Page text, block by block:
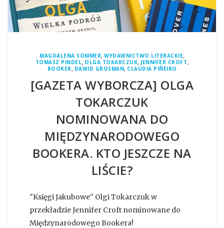
MAGDALENA SOMMER, WYDAWNICTWO LITERACKIE,
TOMASZ PINDEL, OLGA TOKARCZUK, JENNIFER CROFT,
BOOKER, DAWID GROSMAN, CLAUDIA PIÑEIRO
[GAZETA WYBORCZA] OLGA
TOKARCZUK
NOMINOWANA DO
MIĘDZYNARODOWEGO
BOOKERA. KTO JESZCZE NA
LIŚCIE?
"Księgi Jakubowe" Olgi Tokarczuk w
przekładzie Jennifer Croft nominowane do
Międzynarodowego Bookera!